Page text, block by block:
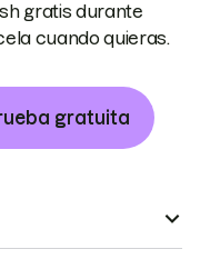
gratis durante
cuando quieras.
gratuita